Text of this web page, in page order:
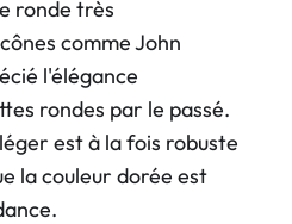
ronde très
comme John
l'élégance
rondes par le passé.
est à la fois robuste
la couleur dorée est